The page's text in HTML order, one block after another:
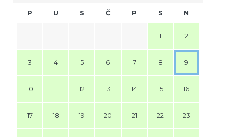
P U S Č P S N
1 2
3 4 5 6 7 8 9
10 11 12 13 14 15 16
17 18 19 20 21 22 23